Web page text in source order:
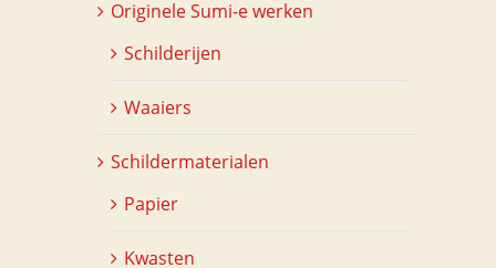
Originele Sumi-e werken
Schilderijen
Waaiers
Schildermaterialen
Papier
Kwasten